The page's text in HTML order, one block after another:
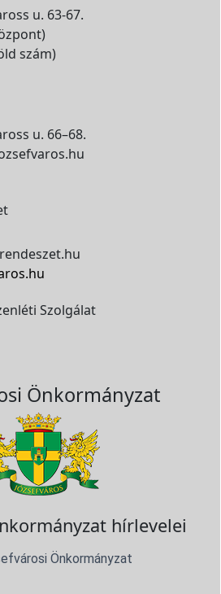
u. 63-67.
szám)
u. 66–68.
Szolgálat
Önkormányzat
hírlevelei
Önkormányzat